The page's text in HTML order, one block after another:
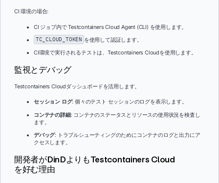
CI 環境の場合:
CI ジョブ内で Testcontainers Cloud Agent (CLI) を使用します。
TC_CLOUD_TOKEN を使用して認証します。
CI環境で実行されるテストは、Testcontainers Cloudを使用します。
監視とデバッグ
Testcontainers Cloudダッシュボードを活用します。
セッション ログ: 個々のテスト セッションのログを表示します。
コンテナの詳細: コンテナのステータスとリソースの使用状況を検査し
ます。
デバッグ: トラブルシューティングのためにコンテナのログと出力にア
クセスします。
開発者がDinDよりもTestcontainers Cloud
を好む理由